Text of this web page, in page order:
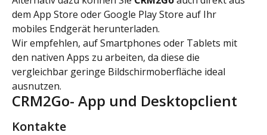
dem App Store oder Google Play Store auf Ihr
mobiles Endgerät herunterladen.
Wir empfehlen, auf Smartphones oder Tablets mit
den nativen Apps zu arbeiten, da diese die
vergleichbar geringe Bildschirmoberfläche ideal
ausnutzen.
CRM2Go- App und Desktopclient
Kontakte